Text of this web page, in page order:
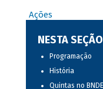
Ações
NESTA SEÇÃO
Programação
História
Quintas no